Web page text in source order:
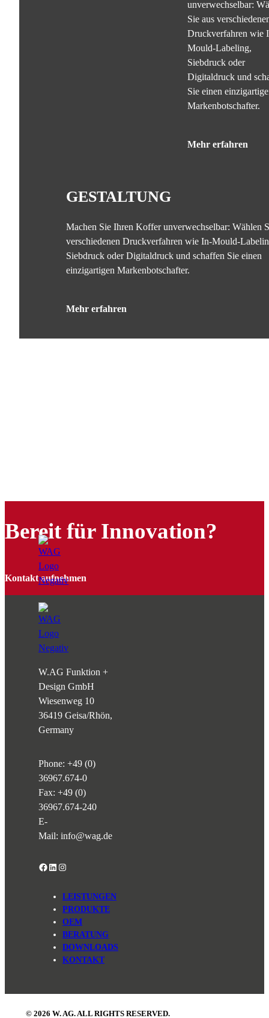
unverwechselbar:
Sie aus
Druckverfahren wie
Mould-Labeling,
Siebdruck oder
Digitaldruck und
Sie einen
Markenbotschafter.
Mehr erfahren
GESTALTUNG
Machen Sie Ihren Koffer unverwechselbar: Wählen
verschiedenen Druckverfahren wie In-Mould-
Siebdruck oder Digitaldruck und schaffen Sie einen
einzigartigen Markenbotschafter.
Mehr erfahren
Bereit für Innovation?
Kontakt aufnehmen
W.AG Funktion +
Design GmbH
Wiesenweg 10
36419 Geisa/Rhön,
Germany
Phone: +49 (0)
36967.674-0
Fax: +49 (0)
36967.674-240
E-
Mail: info@wag.de
Facebook
LinkedIn
Instagram
LEISTUNGEN
PRODUKTE
OEM
BERATUNG
DOWNLOADS
KONTAKT
© 2026 W. AG. ALL RIGHTS RESERVED.